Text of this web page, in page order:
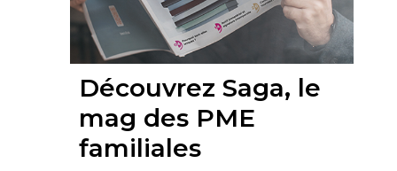
Découvrez Saga, le
mag des PME
familiales